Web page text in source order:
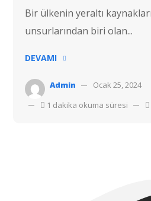
Bir ülkenin yeraltı
unsurlarından biri olan...
DEVAMI
Admin
Ocak 25, 2024
1 dakika okuma süresi